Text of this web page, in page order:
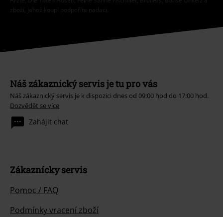
zboží, jehož koupí podpoříte nadaci.
Náš zákaznický servis je tu pro vás
Náš zákaznický servis je k dispozici dnes od 09:00 hod do 17:00 hod.
Dozvědět se více
Zahájit chat
Zákaznícky servis
Pomoc / FAQ
Podmínky vracení zboží